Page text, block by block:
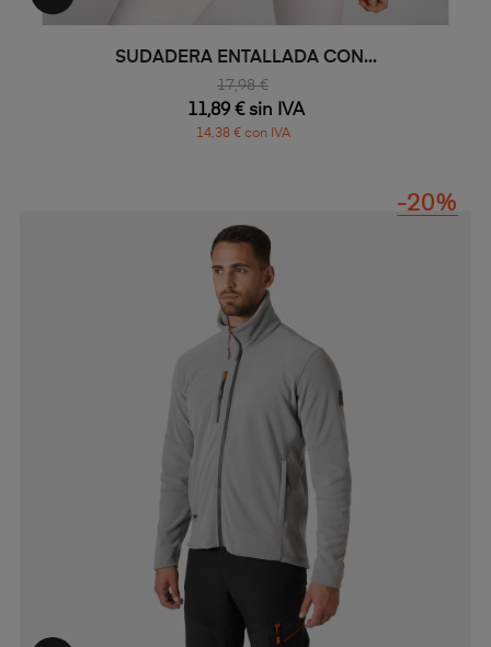
SUDADERA ENTALLADA CON...
17,98 €
11,89 € sin IVA
14,38 € con IVA
-20%